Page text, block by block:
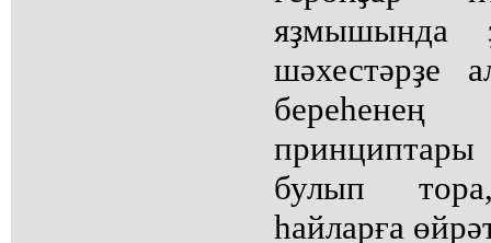
яҙмышында
шәхестәрҙе
булып
һайларға